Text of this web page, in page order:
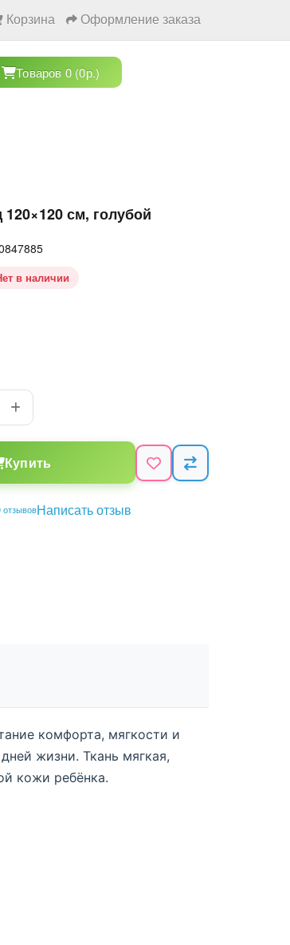
Корзина Оформление заказа
Товаров 0 (0р.)
см, голубой
в наличии
Купить
отзывовНаписать отзыв
комфорта, мягкости и
жизни. Ткань мягкая,
кожи ребёнка.